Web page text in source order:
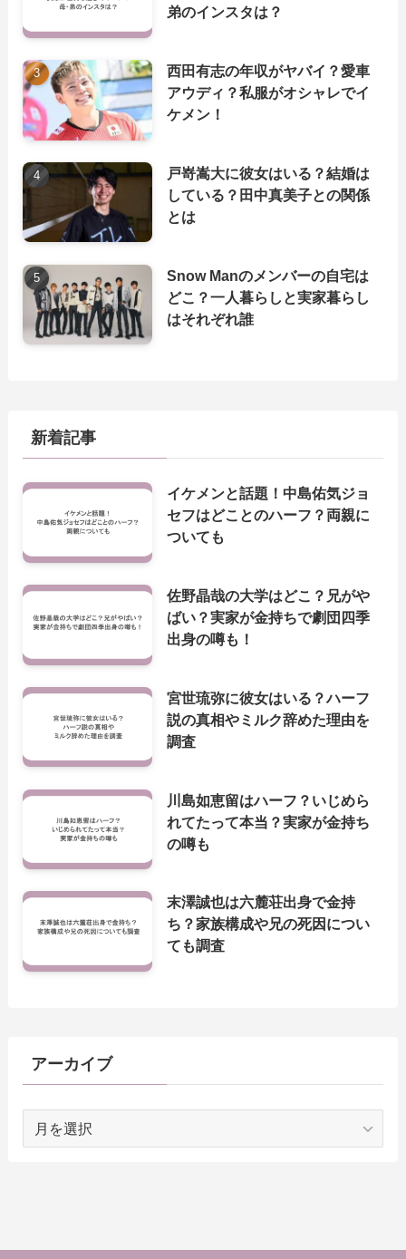
弟のインスタは？
西田有志の年収がヤバイ？愛車
アウディ？私服がオシャレでイ
ケメン！
戸嵜嵩大に彼女はいる？結婚は
している？田中真美子との関係
とは
Snow Manのメンバーの自宅は
どこ？一人暮らしと実家暮らし
はそれぞれ誰
新着記事
イケメンと話題！中島佑気ジョ
セフはどことのハーフ？両親に
ついても
佐野晶哉の大学はどこ？兄がや
ばい？実家が金持ちで劇団四季
出身の噂も！
宮世琉弥に彼女はいる？ハーフ
説の真相やミルク辞めた理由を
調査
川島如恵留はハーフ？いじめら
れてたって本当？実家が金持ち
の噂も
末澤誠也は六麓荘出身で金持
ち？家族構成や兄の死因につい
ても調査
アーカイブ